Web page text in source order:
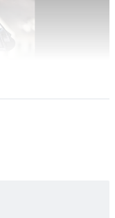
imediat orice